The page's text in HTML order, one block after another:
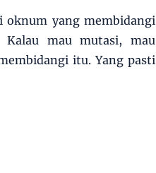
oknum yang membidangi
Kalau mau mutasi, mau
itu. Yang pasti